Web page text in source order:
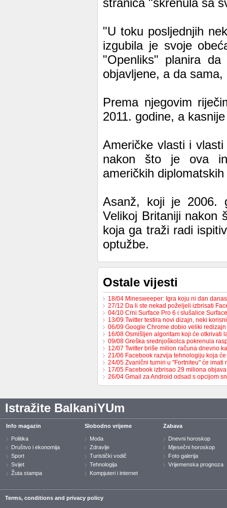
stranica "skrenula sa
"U toku posljednjih
izgubila je svoje
"Openliks" planira da
objavljene, a da
Prema njegovim
2011. godine, a
Američke vlasti i
nakon što je ova
američkih
Asanž, koji je 2006.
Velikoj Britaniji nakon
koja ga traži radi
optužbe.
Ostale vijesti
18/04 Minesweeper: Igra koju ni dan
27/12 Da li ste nekad poželjeli izbrisati
04/10 Crni Surface Pro 6 i slušalice
13/09 Twitter testira novi dizajn, neki
06/09 Google Chrome dobio veliki
16/08 Osmišljen algoritam koji će otkrivati
09/08 Greška srednjoškolca pokrenula
12/07 Twitter briše milion računa dnevno
21/06 Facebook razvija tehnologiju koja
24/05 Zvanični turniri u "Fortniteu" će
17/05 Facebook izbrisao 29 miliona
26/04 Gmail za Android odsad s opcijom
Istražite BalkaniYUm
Info magazin
Politika
Društvo i ekonomija
Sport
Svijet
Žuta stampa
Slobodno vrijeme
Moda
Zdravlje
Turistički vodič
Tehnologija
Kompjuteri i internet
Zabava
Dnevni horoskop
Mjesečni horoskop
Foto galerija
Vrijemenska prognoza
Terms, conditions and privacy policy